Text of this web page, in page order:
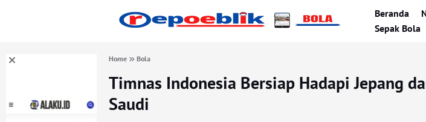
Beranda
Sepak Bola
Home Bola
Timnas Indonesia Bersiap Hadapi Jepang
Saudi